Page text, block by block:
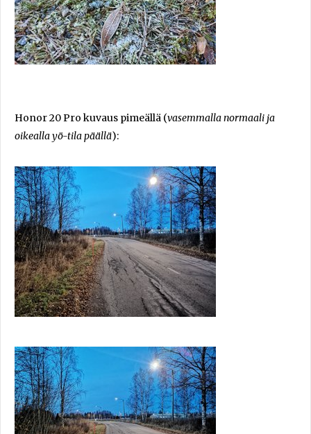
Honor 20 Pro kuvaus pimeällä (vasemmalla normaali ja
oikealla yö-tila päällä):